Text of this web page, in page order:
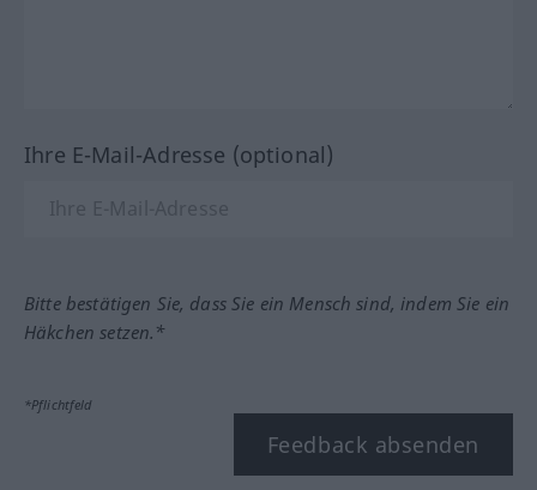
Ihre E-Mail-Adresse (optional)
Bitte bestätigen Sie, dass Sie ein Mensch sind, indem Sie ein
Häkchen setzen.*
*Pflichtfeld
Feedback absenden